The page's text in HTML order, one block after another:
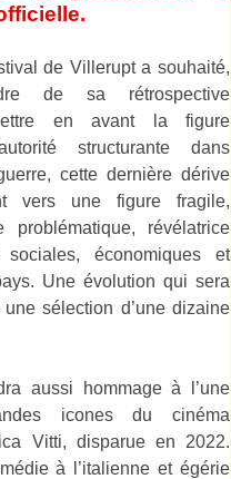
.
de Villerupt a souhaité,
de sa rétrospective
en avant la figure
structurante dans
guerre, cette dernière dérive
vers une figure fragile,
problématique, révélatrice
économiques et
Une évolution qui sera
sélection d’une dizaine
aussi hommage à l’une
icones du cinéma
Vitti, disparue en 2022.
à l’italienne et égérie